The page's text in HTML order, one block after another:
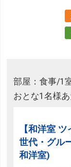
部屋：食事/1
おとな1名様
【和洋室
世代・グル
和洋室)